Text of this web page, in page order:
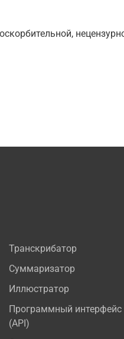
Транскрибатор
Суммаризатор
Иллюстратор
Программный интерфейс
(API)